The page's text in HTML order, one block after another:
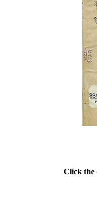
Click the